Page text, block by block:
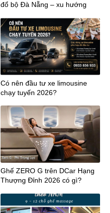
đổ bộ Đà Nẵng – xu hướng
miền Trung
Có nên đầu tư xe limousine
chạy tuyến 2026?
Ghế ZERO G trên DCar Hạng
Thượng Đỉnh 2026 có gì?